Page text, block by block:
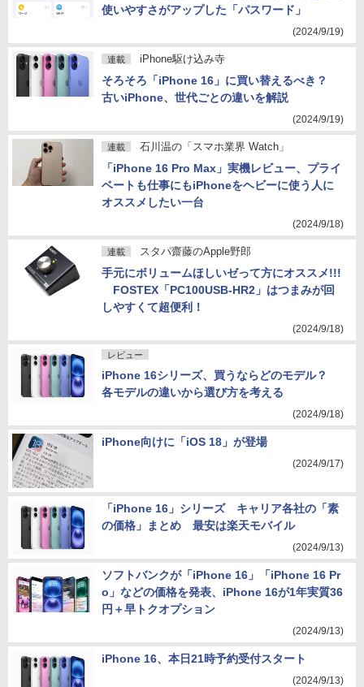
使いやすさがアップした「パスワード」
(2024/9/19)
連載 iPhone駆け込み寺
そろそろ「iPhone 16」に買い替えるべき？
古いiPhone、世代ごとの違いを解説
(2024/9/19)
連載 石川温の「スマホ業界 Watch」
「iPhone 16 Pro Max」実機レビュー、プライ
ベートも仕事にもiPhoneをヘビーに使う人に
オススメしたい一台
(2024/9/18)
連載 スタパ齋藤のApple野郎
手元にボリュームほしいゼって方にオススメ!!!
FOSTEX「PC100USB-HR2」はつまみが回
しやすくて超便利！
(2024/9/18)
レビュー
iPhone 16シリーズ、買うならどのモデル？
各モデルの違いから選び方を考える
(2024/9/18)
iPhone向けに「iOS 18」が登場
(2024/9/17)
「iPhone 16」シリーズ キャリア各社の「素
の価格」まとめ 最安は楽天モバイル
(2024/9/13)
ソフトバンクが「iPhone 16」「iPhone 16 Pr
o」などの価格を発表、iPhone 16が1年実質36
円＋早トクオプション
(2024/9/13)
iPhone 16、本日21時予約受付スタート
(2024/9/13)